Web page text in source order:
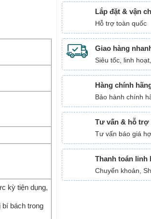
kỳ tiện dụng,
bí bách trong
Lắp đặt & vận
Hỗ trợ toàn quốc
Giao hàng
Siêu tốc, linh
Hàng chính
Bảo hành chính
Tư vấn & hỗ trợ
Tư vấn báo giá
Thanh toán linh
Chuyển khoản,